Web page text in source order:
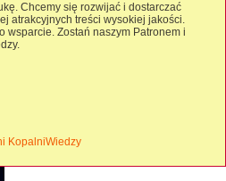
Chcemy się rozwijać i dostarczać
atrakcyjnych treści wysokiej jakości.
wsparcie. Zostań naszym Patronem i
KopalniWiedzy